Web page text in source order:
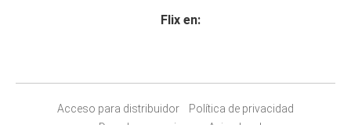
Flix en:
Acceso para distribuidor
Política de privacidad